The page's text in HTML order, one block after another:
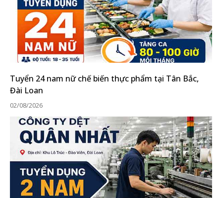
Tuyển 24 nam nữ chế biến thực phẩm tại Tân Bắc,
Đài Loan
02/08/2026